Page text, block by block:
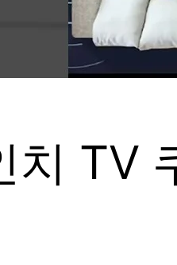
치 TV